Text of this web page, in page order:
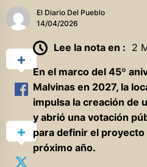
El Diario Del Pueblo
14/04/2026
Lee la nota en : 2
En el marco del 45º
Malvinas en 2027, la
impulsa la creación de
y abrió una votación
para definir el
próximo año.